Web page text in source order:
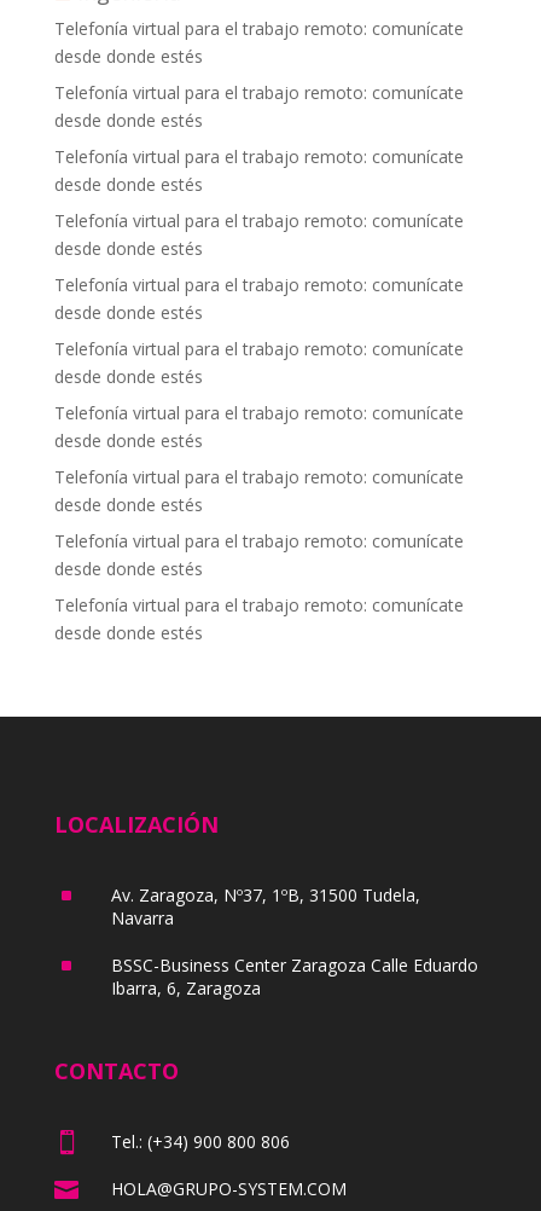
Telefonía virtual para el trabajo remoto: comunícate
desde donde estés
Telefonía virtual para el trabajo remoto: comunícate
desde donde estés
Telefonía virtual para el trabajo remoto: comunícate
desde donde estés
Telefonía virtual para el trabajo remoto: comunícate
desde donde estés
Telefonía virtual para el trabajo remoto: comunícate
desde donde estés
Telefonía virtual para el trabajo remoto: comunícate
desde donde estés
Telefonía virtual para el trabajo remoto: comunícate
desde donde estés
Telefonía virtual para el trabajo remoto: comunícate
desde donde estés
Telefonía virtual para el trabajo remoto: comunícate
desde donde estés
Telefonía virtual para el trabajo remoto: comunícate
desde donde estés
LOCALIZACIÓN
^
Av. Zaragoza, Nº37, 1ºB, 31500 Tudela,
Navarra
^
BSSC-Business Center Zaragoza Calle Eduardo
Ibarra, 6, Zaragoza
CONTACTO
 Tel.: (+34) 900 800 806
 HOLA@GRUPO-SYSTEM.COM